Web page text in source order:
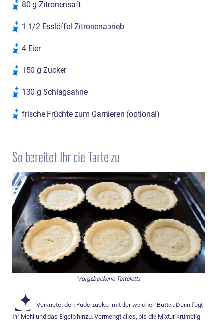
80 g Zitronensaft
1 1/2 Esslöffel Zitronenabrieb
4 Eier
150 g Zucker
130 g Schlagsahne
frische Früchte zum Garnieren (optional)
So bereitet Ihr die Tarte zu
Vorgebackene Tarteletts
Verknetet den Puderzucker mit der weichen Butter. Dann fügt
Ihr Mehl und das Eigelb hinzu. Vermengt alles, bis die Mixtur krümelig